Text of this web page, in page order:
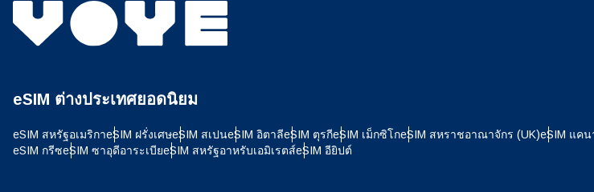
eSIM ต่างประเทศยอดนิยม
eSIM สหรัฐอเมริกาeSIM ฝรั่งเศษeSIM สเปนeSIM อิตาลีeSIM ตุรกีeSIM เม็กซิโกeSIM สหราชอาณาจักร (UK)eSIM แคน
eSIM กรีซeSIM ซาอุดีอาระเบียeSIM สหรัฐอาหรับเอมิเรตส์eSIM อียิปต์
English